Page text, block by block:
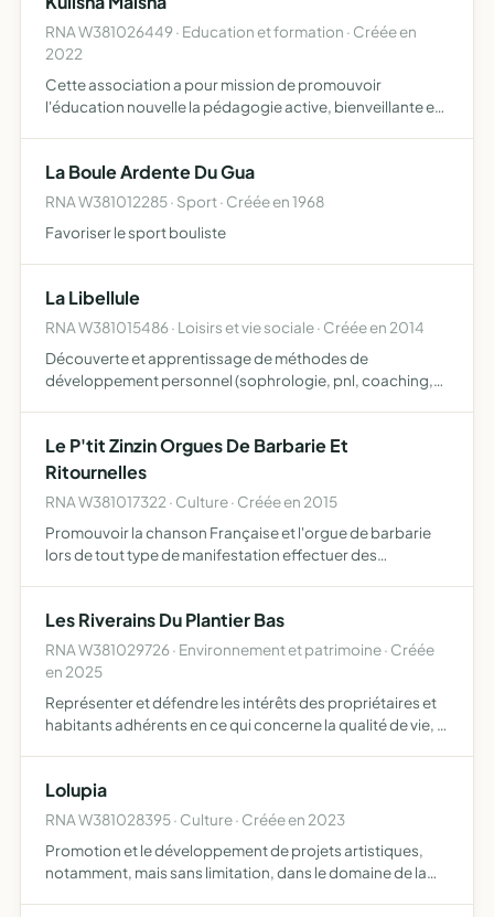
RNA W381026449 · Education et formation · Créée en
2022
Cette association a pour mission de promouvoir
l'éducation nouvelle la pédagogie active, bienveillante et
supp…
La Boule Ardente Du Gua
RNA W381012285 · Sport · Créée en 1968
Favoriser le sport bouliste
La Libellule
RNA W381015486 · Loisirs et vie sociale · Créée en 2014
Découverte et apprentissage de méthodes de
développement personnel (sophrologie, pnl, coaching,
Le P'tit Zinzin Orgues De Barbarie Et
Ritournelles
RNA W381017322 · Culture · Créée en 2015
Promouvoir la chanson Française et l'orgue de barbarie
lors de tout type de manifestation effectuer des
ou to…
Les Riverains Du Plantier Bas
RNA W381029726 · Environnement et patrimoine · Créée
en 2025
Représenter et défendre les intérêts des propriétaires et
habitants adhérents en ce qui concerne la qualité de vie, la
Lolupia
RNA W381028395 · Culture · Créée en 2023
Promotion et le développement de projets artistiques,
notamment, mais sans limitation, dans le domaine de la